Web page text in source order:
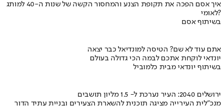
איך אסם הפכה את תקופת הצנע והמחסור הקשה של שנות ה-40 למותג
לאומי?
בשיתוף אסם
אתם עוד לא שם? הטיסה למונדיאל כבר יצאה
יונדאי לוקחת אתכם לבמה הכי גדולה בעולם
בשיתוף יונדאי מבית כלמוביל
ירושלים 2040: העיר נערכת ל- 1.5 מליון תושבים
מנכ"לית העירייה מציגה תוכנית להשארת הצעירים ובניית עתיד הדור